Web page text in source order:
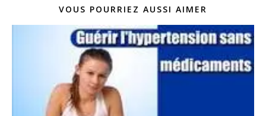
VOUS POURRIEZ AUSSI AIMER